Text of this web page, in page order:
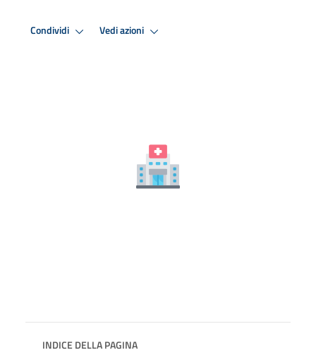
Condividi Vedi azioni
INDICE DELLA PAGINA